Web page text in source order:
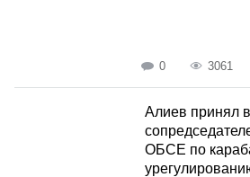
0 3061
Алиев принял
ОБСЕ по